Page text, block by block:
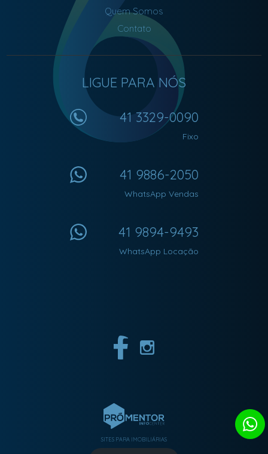
Quem Somos
Contato
LIGUE PARA NÓS
41 3329-0090
Fixo
41 9886-2050
WhatsApp Vendas
41 9894-9493
WhatsApp Locação
SITES PARA IMOBILIÁRIAS